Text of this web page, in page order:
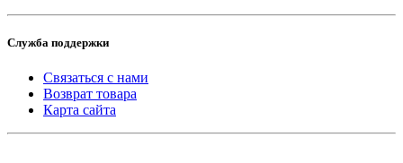
Служба поддержки
Связаться с нами
Возврат товара
Карта сайта